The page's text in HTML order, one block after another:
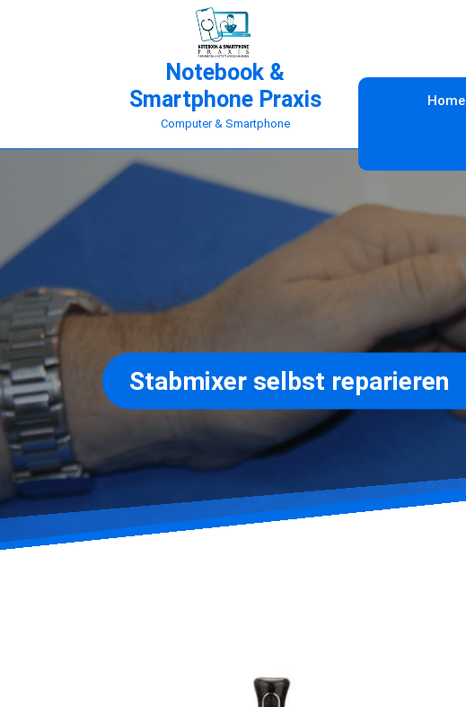
Notebook &
Smartphone Praxis
Computer & Smartphone
Home
Stabmixer selbst reparieren